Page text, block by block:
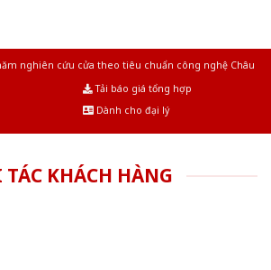
nghiên cứu cửa theo tiêu chuẩn công nghệ Châu
Tải báo giá tổng hợp
Dành cho đại lý
KHÁCH HÀNG